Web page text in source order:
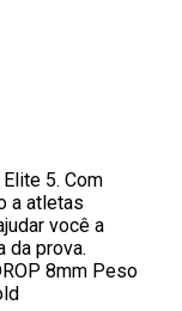
5. Com
a atletas
você a
da prova.
8mm Peso